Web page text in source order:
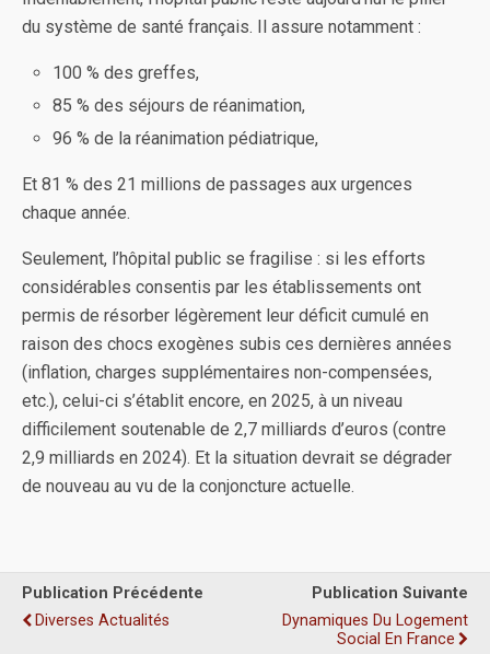
du système de santé français. Il assure notamment :
100 % des greffes,
85 % des séjours de réanimation,
96 % de la réanimation pédiatrique,
Et 81 % des 21 millions de passages aux urgences
chaque année.
Seulement, l’hôpital public se fragilise : si les efforts
considérables consentis par les établissements ont
permis de résorber légèrement leur déficit cumulé en
raison des chocs exogènes subis ces dernières années
(inflation, charges supplémentaires non-compensées,
etc.), celui-ci s’établit encore, en 2025, à un niveau
difficilement soutenable de 2,7 milliards d’euros (contre
2,9 milliards en 2024). Et la situation devrait se dégrader
de nouveau au vu de la conjoncture actuelle.
Publication Précédente
Diverses Actualités
Publication Suivante
Dynamiques Du Logement
Social En France